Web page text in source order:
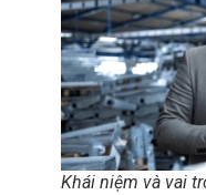
Khái niệm và vai